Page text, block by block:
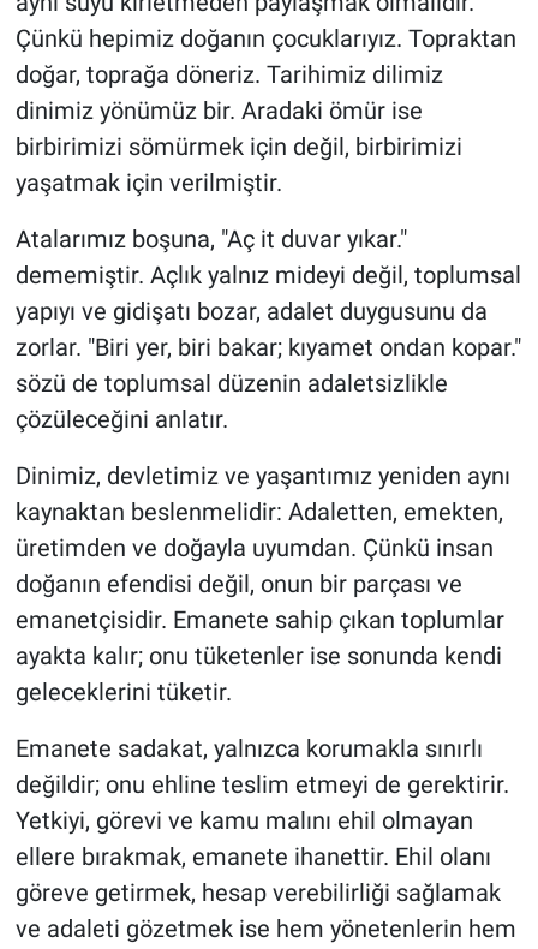
Çünkü hepimiz doğanın çocuklarıyız. Topraktan
doğar, toprağa döneriz. Tarihimiz dilimiz
dinimiz yönümüz bir. Aradaki ömür ise
birbirimizi sömürmek için değil, birbirimizi
yaşatmak için verilmiştir.
Atalarımız boşuna, "Aç it duvar yıkar."
dememiştir. Açlık yalnız mideyi değil, toplumsal
yapıyı ve gidişatı bozar, adalet duygusunu da
zorlar. "Biri yer, biri bakar; kıyamet ondan kopar."
sözü de toplumsal düzenin adaletsizlikle
çözüleceğini anlatır.
Dinimiz, devletimiz ve yaşantımız yeniden aynı
kaynaktan beslenmelidir: Adaletten, emekten,
üretimden ve doğayla uyumdan. Çünkü insan
doğanın efendisi değil, onun bir parçası ve
emanetçisidir. Emanete sahip çıkan toplumlar
ayakta kalır; onu tüketenler ise sonunda kendi
geleceklerini tüketir.
Emanete sadakat, yalnızca korumakla sınırlı
değildir; onu ehline teslim etmeyi de gerektirir.
Yetkiyi, görevi ve kamu malını ehil olmayan
ellere bırakmak, emanete ihanettir. Ehil olanı
göreve getirmek, hesap verebilirliği sağlamak
ve adaleti gözetmek ise hem yönetenlerin hem